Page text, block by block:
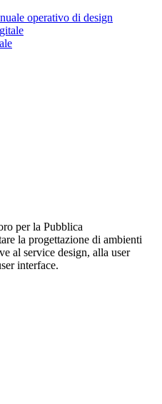
operativo di design
per la Pubblica
la progettazione di ambienti
al service design, alla user
interface.